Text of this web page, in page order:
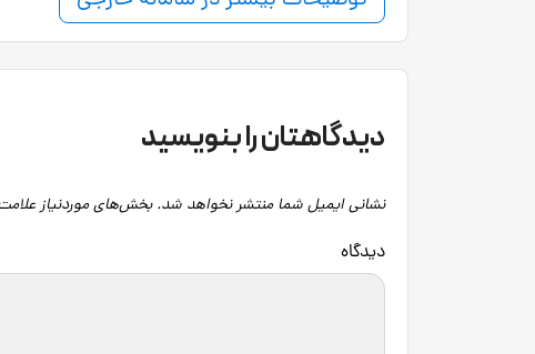
دیدگاهتان را بنویسید
نشانی ایمیل شما منتشر نخواهد شد. بخش‌های موردنیاز